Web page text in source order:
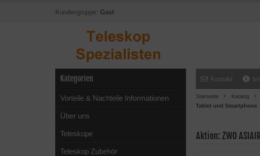
Kundengruppe: Gast
Kontakt
Startseite Katalog
Tablet und Smartphone
Aktion: ZWO
Kategorien
Vorteile & Nachteile Informationen
Über uns
Teleskope
Teleskop Zubehör